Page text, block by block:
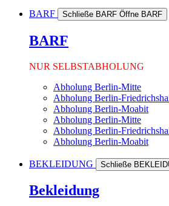
BARF Schließe BARF Öffne BARF
BARF
NUR SELBSTABHOLUNG
Abholung Berlin-Mitte
Abholung Berlin-
Abholung Berlin-Moabit
Abholung Berlin-Mitte
Abholung Berlin-
Abholung Berlin-Moabit
BEKLEIDUNG Schließe
Bekleidung